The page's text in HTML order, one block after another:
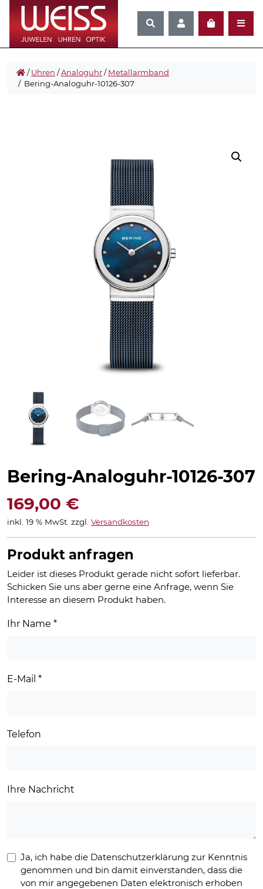
/Uhren /Analoguhr/Metallarmband
/ Bering-Analoguhr-10126-307
Bering-Analoguhr-10126-307
169,00 €
inkl. 19 % MwSt. zzgl. Versandkosten
Produkt anfragen
Leider ist dieses Produkt gerade nicht sofort lieferbar.
Schicken Sie uns aber gerne eine Anfrage, wenn Sie
Interesse an diesem Produkt haben.
Ihr Name *
E-Mail *
Telefon
Ihre Nachricht
Ja, ich habe die Datenschutzerklärung zur Kenntnis
genommen und bin damit einverstanden, dass die
von mir angegebenen Daten elektronisch erhoben